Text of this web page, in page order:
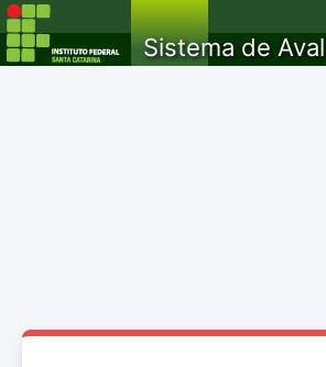
Sistema de